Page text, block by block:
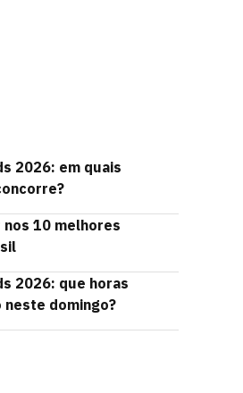
2026: em quais
10 melhores
2026: que horas
neste domingo?